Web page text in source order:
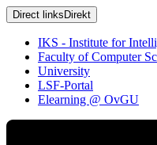
Direct links Direkt
IKS - Institute for
Faculty of Computer
University
LSF-Portal
Elearning @ OvGU